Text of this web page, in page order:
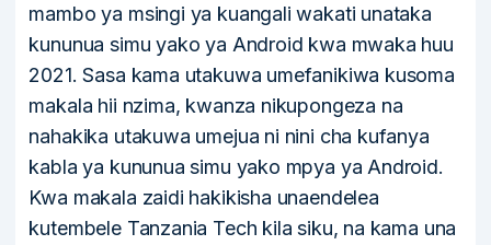
mambo ya msingi ya kuangali wakati unataka
kununua simu yako ya Android kwa mwaka huu
2021. Sasa kama utakuwa umefanikiwa kusoma
makala hii nzima, kwanza nikupongeza na
nahakika utakuwa umejua ni nini cha kufanya
kabla ya kununua simu yako mpya ya Android.
Kwa makala zaidi hakikisha unaendelea
kutembele Tanzania Tech kila siku, na kama una